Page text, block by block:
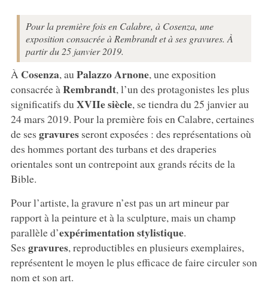
Pour la première fois en Calabre, à Cosenza, une
exposition consacrée à Rembrandt et à ses gravures. À
partir du 25 janvier 2019.
À Cosenza, au Palazzo Arnone, une exposition
consacrée à Rembrandt, l’un des protagonistes les plus
significatifs du XVIIe siècle, se tiendra du 25 janvier au
24 mars 2019. Pour la première fois en Calabre, certaines
de ses gravuresseront exposées : des représentations où
des hommes portant des turbans et des draperies
orientales sont un contrepoint aux grands récits de la
Bible.
Pour l’artiste, la gravure n’est pas un art mineur par
rapport à la peinture et à la sculpture, mais un champ
parallèle d’expérimentation stylistique.
Ses gravures, reproductibles en plusieurs exemplaires,
représentent le moyen le plus efficace de faire circuler son
nom et son art.